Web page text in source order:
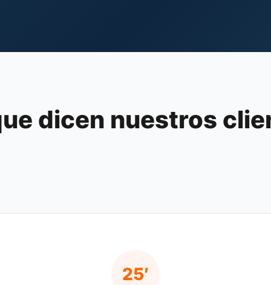
dicen nuestros
25′